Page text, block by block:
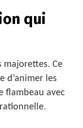
qui
majorettes. Ce
d’animer les
flambeau avec